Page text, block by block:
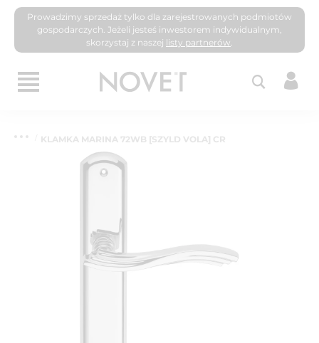
Prowadzimy sprzedaż tylko dla zarejestrowanych podmiotów
gospodarczych. Jeżeli jesteś inwestorem indywidualnym,
skorzystaj z naszej listy partnerów.
KLAMKA MARINA 72WB [SZYLD VOLA] CR